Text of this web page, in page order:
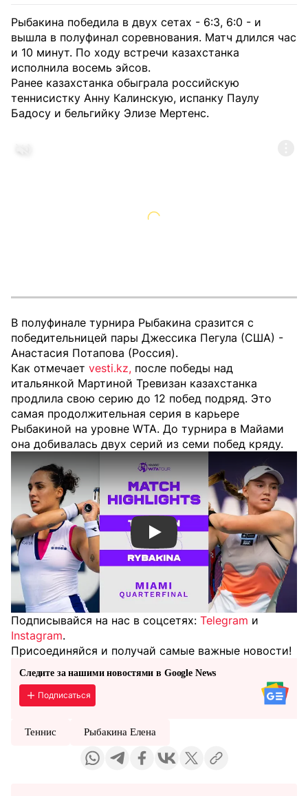
Рыбакина победила в двух сетах - 6:3, 6:0 - и
вышла в полуфинал соревнования. Матч длился час
и 10 минут. По ходу встречи казахстанка
исполнила восемь эйсов.
Ранее казахстанка обыграла российскую
теннисистку Анну Калинскую, испанку Паулу
Бадосу и бельгийку Элизе Мертенс.
В полуфинале турнира Рыбакина сразится с
победительницей пары Джессика Пегула (США) -
Анастасия Потапова (Россия).
Как отмечает vesti.kz, после победы над
итальянкой Мартиной Тревизан казахстанка
продлила свою серию до 12 побед подряд. Это
самая продолжительная серия в карьере
Рыбакиной на уровне WTA. До турнира в Майами
она добивалась двух серий из семи побед кряду.
Смотреть видео YouTube
Подписывайся на нас в соцсетях: Telegram и
Instagram.
Присоединяйся и получай самые важные новости!
Следите за нашими новостями в Google News
Подписаться
Теннис Рыбакина Елена